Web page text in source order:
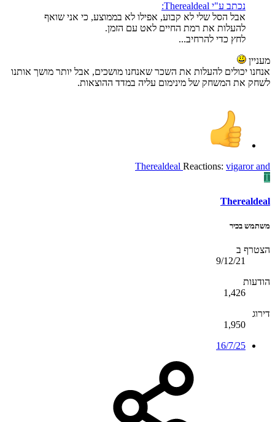
נכתב ע"י Therealdeal:
אבל הסל שלי לא קבוע, אפילו לא בממוצע, כי אני שואף
להעלות את רמת החיים לאט עם הזמן.
לחץ כדי להרחיב...
מעניין
אנחנו יכולים להעלות את השכר שאנחנו מושכים, אבל יותר מושך אותנו
לשחק את המשחק של מינימום עליה במדד ההוצאות.
Reactions: vigarorand
Therealdeal
T
Therealdeal
משתמש בכיר
הצטרף ב
9/12/21
הודעות
1,426
דירוג
1,950
16/7/25